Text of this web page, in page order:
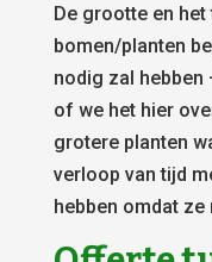
De grootte en
bomen/planten
nodig zal hebben
of we het hier
grotere planten
verloop van tijd
hebben omdat